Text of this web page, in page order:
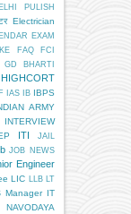
PULISH
Electrician
EXAM
FAQ
FCI
GD BHARTI
HIGHCORT
IAS IB IBPS
ARMY
INTERVIEW
ITI
JAIL
JOB NEWS
Engineer
LIC LLB LT
Manager IT
NAVODAYA